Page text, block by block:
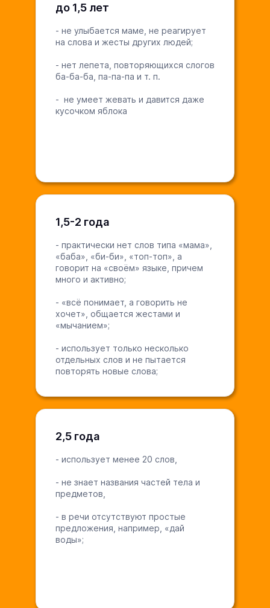
до 1,5 лет
- не улыбается маме, не реагирует
на слова и жесты других людей;
- нет лепета, повторяющихся слогов
ба-ба-ба, па-па-па и т. п.
- не умеет жевать и давится даже
кусочком яблока
1,5-2 года
- практически нет слов типа «мама»,
«баба», «би-би», «топ-топ», а
говорит на «своём» языке, причем
много и активно;
- «всё понимает, а говорить не
хочет», общается жестами и
«мычанием»;
- использует только несколько
отдельных слов и не пытается
повторять новые слова;
2,5 года
- использует менее 20 слов,
- не знает названия частей тела и
предметов,
- в речи отсутствуют простые
предложения, например, «дай
воды»;